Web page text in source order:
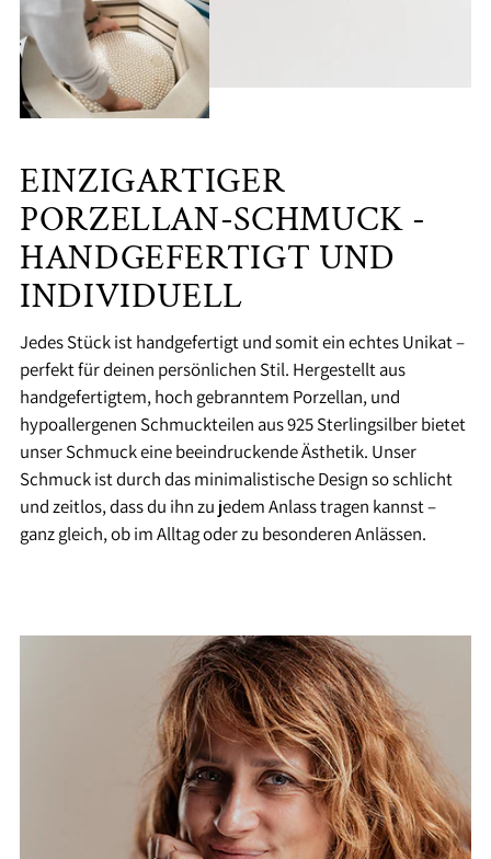
EINZIGARTIGER
PORZELLAN-SCHMUCK -
HANDGEFERTIGT UND
INDIVIDUELL
Jedes Stück ist handgefertigt und somit ein echtes Unikat –
perfekt für deinen persönlichen Stil. Hergestellt aus
handgefertigtem, hoch gebranntem Porzellan, und
hypoallergenen Schmuckteilen aus 925 Sterlingsilber bietet
unser Schmuck eine beeindruckende Ästhetik. Unser
Schmuck ist durch das minimalistische Design so schlicht
und zeitlos, dass du ihn zu jedem Anlass tragen kannst –
ganz gleich, ob im Alltag oder zu besonderen Anlässen.